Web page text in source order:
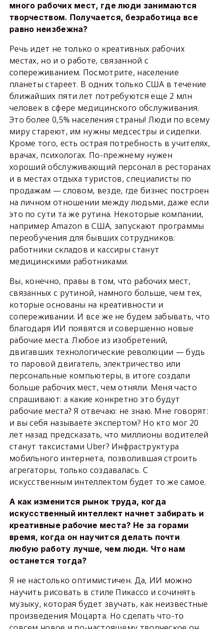
много рабочих мест, где люди занимаются
творчеством. Получается, безработица все
равно неизбежна?
Речь идет не только о креативных рабочих
местах, но и о работе, связанной с
сопереживанием. Посмотрите, население
планеты стареет. В одних только США в течение
ближайших пяти лет потребуются еще 2 млн
человек в сфере медицинского обслуживания.
Это более 0,5% населения страны! Люди по всему
миру стареют, им нужны медсестры и сиделки.
Кроме того, есть острая потребность в учителях,
врачах, психологах. По-прежнему нужен
хороший обслуживающий персонал в ресторанах
и в местах отдыха туристов, специалисты по
продажам — словом, везде, где бизнес построен
на личном отношении между людьми, даже если
это по сути та же рутина. Некоторые компании,
например Amazon в США, запускают программы
переобучения для бывших сотрудников:
работники складов и кассиры станут
медицинскими работниками.
Вы, конечно, правы в том, что рабочих мест,
связанных с рутиной, намного больше, чем тех,
которые основаны на креативности и
сопереживании. И все же не будем забывать, что
благодаря ИИ появятся и совершенно новые
рабочие места. Любое из изобретений,
двигавших технологические революции — будь
то паровой двигатель, электричество или
персональные компьютеры, в итоге создали
больше рабочих мест, чем отняли. Меня часто
спрашивают: а какие конкретно это будут
рабочие места? Я отвечаю: не знаю. Мне говорят:
и вы себя называете экспертом? Но кто мог 20
лет назад предсказать, что миллионы водителей
станут таксистами Uber? Инфраструктура
мобильного интернета, позволившая строить
агрегаторы, только создавалась. С
искусственным интеллектом будет то же самое.
А как изменится рынок труда, когда
искусственный интеллект начнет забирать и
креативные рабочие места? Не за горами
время, когда он научится делать почти
любую работу лучше, чем люди. Что нам
останется тогда?
Я не настолько оптимистичен. Да, ИИ можно
научить рисовать в стиле Пикассо и сочинять
музыку, которая будет звучать, как неизвестные
произведения Моцарта. Но сделать что-то